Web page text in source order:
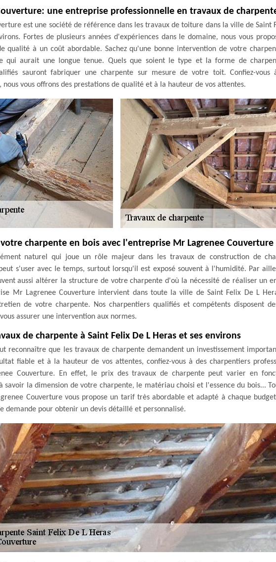
une entreprise professionnelle en travaux de
est une société de référence dans les travaux de toiture dans la ville de Saint
Fortes de plusieurs années d'expériences dans le domaine, nous vous
qualité à un coût abordable. Sachez qu'une bonne intervention de votre
qui aurait une longue tenue. Quels que soient le type et la forme de
sauront fabriquer une charpente sur mesure de votre toit. Confiez-vous
nous vous offrons des prestations de qualité et à la hauteur de vos attentes.
charpente en bois avec l'entreprise Mr Lagrenee Couverture
naturel qui joue un rôle majeur dans les travaux de construction de
s'user avec le temps, surtout lorsqu'il est exposé souvent à l'humidité. Par
aussi altérer la structure de votre charpente d'où la nécessité de réaliser un
Mr Lagrenee Couverture intervient dans toute la ville de Saint Felix De L
de votre charpente. Nos charpentiers qualifiés et compétents disposent
assurer une intervention aux normes.
de charpente à Saint Felix De L Heras et ses environs
reconnaître que les travaux de charpente demandent un investissement
fiable et à la hauteur de vos attentes, confiez-vous à des charpentiers
Couverture. En effet, le prix des travaux de charpente peut varier en
savoir la dimension de votre charpente, le matériau choisi et l'essence du bois...
Couverture vous propose un tarif très abordable et adapté à chaque
demande pour obtenir un devis détaillé et personnalisé.